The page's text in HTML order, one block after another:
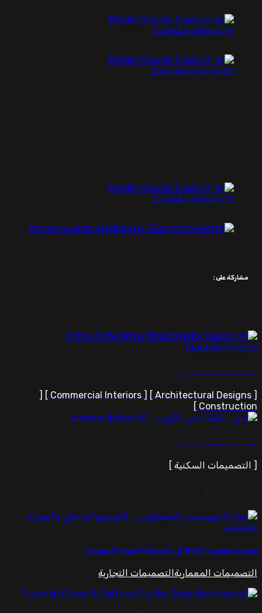
مشاركة على :
[ Architectural Designs ] [ Commercial Interiors ] [
Construction ]
[ التصميمات السكنية ]
تصميم مطعم Bistro في المملكة العربية السعودية
التصميمات المعماريةالتصميمات التجارية